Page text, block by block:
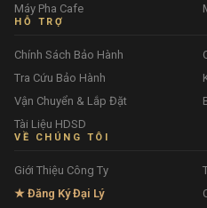
Máy Pha Cafe
HỖ TRỢ
Chính Sách Bảo Hành
Tra Cứu Bảo Hành
Vận Chuyển & Lắp Đặt
Tài Liệu HDSD
VỀ CHÚNG TÔI
Giới Thiệu Công Ty
★ Đăng Ký Đại Lý